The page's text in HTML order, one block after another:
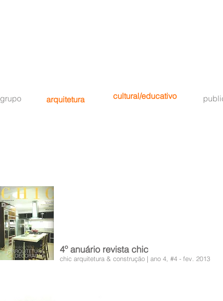
grupo arquitetura cultural/educativo
4º anuário revista chic
chic arquitetura & construção | ano 4, #4 - fev. 2013